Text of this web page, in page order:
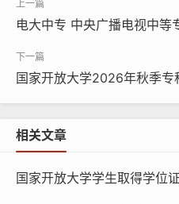
对口并持有护士执业资格证
专科药学专业招生对象仅限
员。
报名所需材料
格证书)，一寸同版免冠照片
332470677
电大中专 中央广播电视中等
国家开放大学2026年秋季专
相关文章
国家开放大学学生取得学位